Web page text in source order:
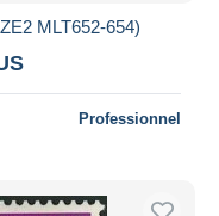
MLT652-654)
Professionnel